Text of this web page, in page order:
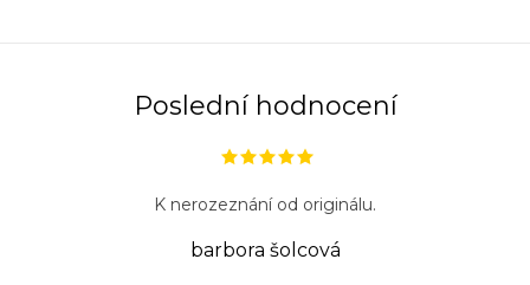
Poslední hodnocení
K nerozeznání od originálu.
barbora šolcová